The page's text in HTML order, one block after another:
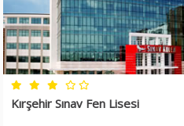
Kırşehir Sınav Fen Lisesi